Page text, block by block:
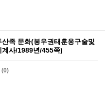
족 문화(봉우권태훈옹구술및
사/1989년/455쪽)
(0)